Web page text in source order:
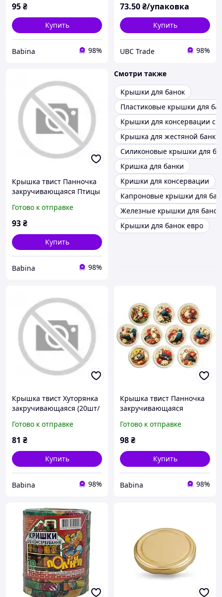
95₴
Купить
Babina 98%
73.50₴/упаковка
Купить
UBC Trade 98%
Крышка твист Панночка
закручивающаяся Птицы
12уп)
Готово к отправке
93₴
Купить
Babina 98%
Смотри также
Крышки для банок
Пластиковые крышки для
Крышки для консервации с
Крышка для жестяной банки
Силиконовые крышки для
Кришка для банки
Кришки для консервации
Капроновые крышки для
Железные крышки для банок
Крышки для банок евро
Крышка твист Хуторянка
закручивающаяся (20шт/
12уп)
Готово к отправке
81 ₴
Купить
Babina 98%
Крышка твист Панночка
закручивающаяся
офф 82 ПАННОЧКА
Готово к отправке
98₴
Купить
Babina 98%